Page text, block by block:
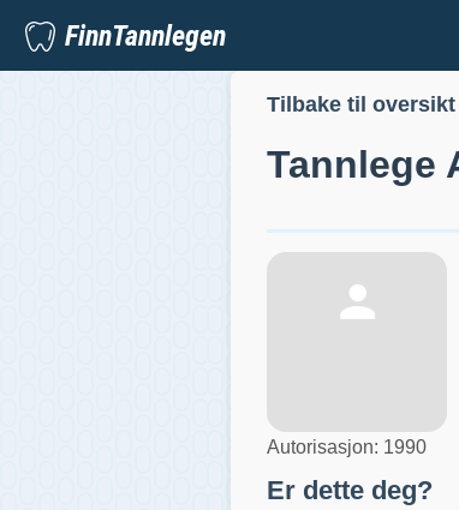
FinnTannlegen
Tilbake til
Tannlege
Autorisasjon: 1990
Er dette deg?